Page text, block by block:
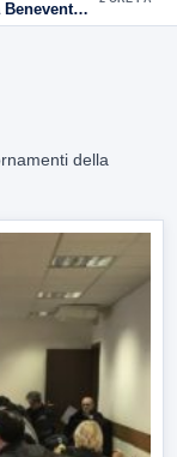
della